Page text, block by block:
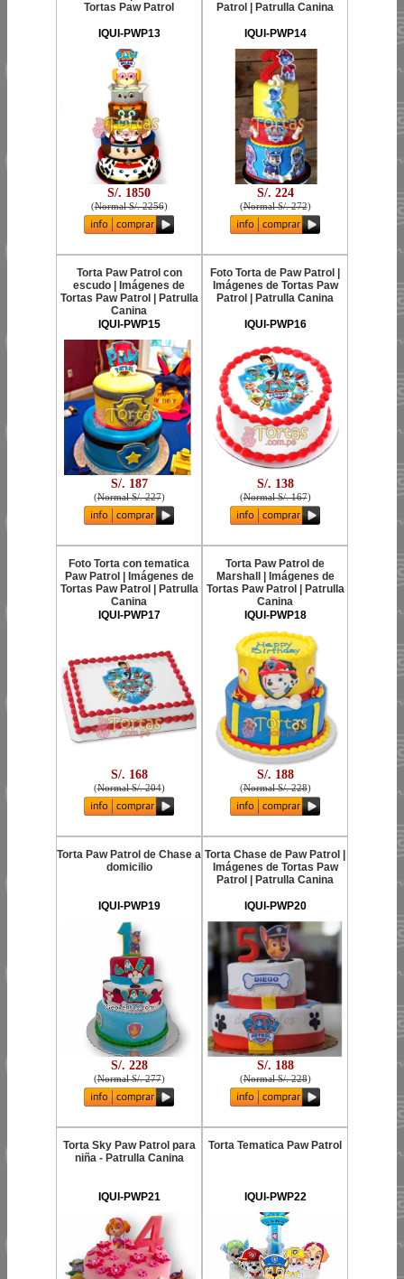
Tortas Paw Patrol
IQUI-PWP13
S/. 1850
(Normal S/. 2256)
Patrol | Patrulla Canina
IQUI-PWP14
S/. 224
(Normal S/. 272)
Torta Paw Patrol con
escudo | Imágenes de
Tortas Paw Patrol | Patrulla
Canina
IQUI-PWP15
S/. 187
(Normal S/. 227)
Foto Torta de Paw Patrol |
Imágenes de Tortas Paw
Patrol | Patrulla Canina
IQUI-PWP16
S/. 138
(Normal S/. 167)
Foto Torta con tematica
Paw Patrol | Imágenes de
Tortas Paw Patrol | Patrulla
Canina
IQUI-PWP17
S/. 168
(Normal S/. 204)
Torta Paw Patrol de
Marshall | Imágenes de
Tortas Paw Patrol | Patrulla
Canina
IQUI-PWP18
S/. 188
(Normal S/. 228)
Torta Paw Patrol de Chase a
domicilio
IQUI-PWP19
S/. 228
(Normal S/. 277)
Torta Chase de Paw Patrol |
Imágenes de Tortas Paw
Patrol | Patrulla Canina
IQUI-PWP20
S/. 188
(Normal S/. 228)
Torta Sky Paw Patrol para
niña - Patrulla Canina
IQUI-PWP21
Torta Tematica Paw Patrol
IQUI-PWP22